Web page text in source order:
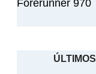
Forerunner 970